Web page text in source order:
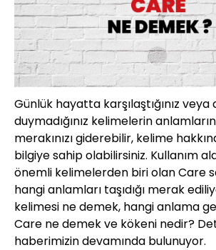
Günlük hayatta karşılaştığınız
duymadığınız kelimelerin
merakınızı giderebilir, kelime
bilgiye sahip olabilirsiniz. Kullanım
önemli kelimelerden biri olan Care
hangi anlamları taşıdığı merak
kelimesi ne demek, hangi anlama
Care ne demek ve kökeni nedir?
haberimizin devamında bulunuyor.